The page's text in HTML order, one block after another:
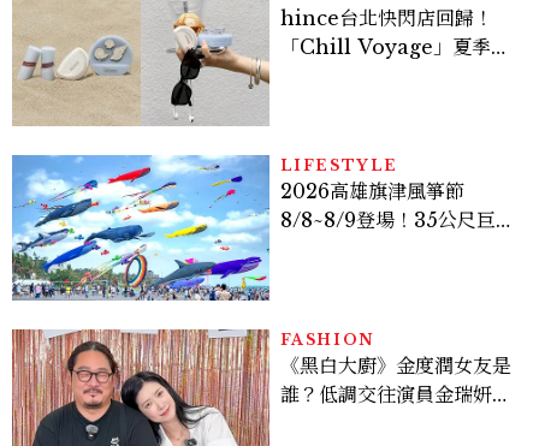
hince台北快閃店回歸！
「Chill Voyage」夏季限
LIFESTYLE
2026高雄旗津風箏節
8/8~8/9登場！35公尺巨大
FASHION
《黑白大廚》金度潤女友是
誰？低調交往演員金瑞妍、